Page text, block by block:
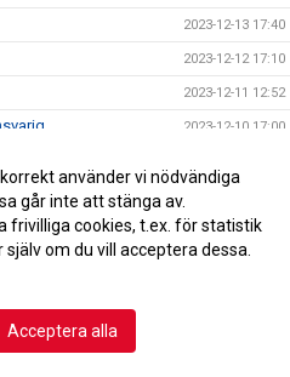
2023-12-13 17:40
2023-12-12 17:10
2023-12-11 12:52
2023-12-10 17:00
Eviga Städ 2023-12-08 11:33
använder vi nödvändiga
går inte att stänga av.
frivilliga cookies, t.ex. för statistik
om du vill acceptera dessa.
Acceptera alla